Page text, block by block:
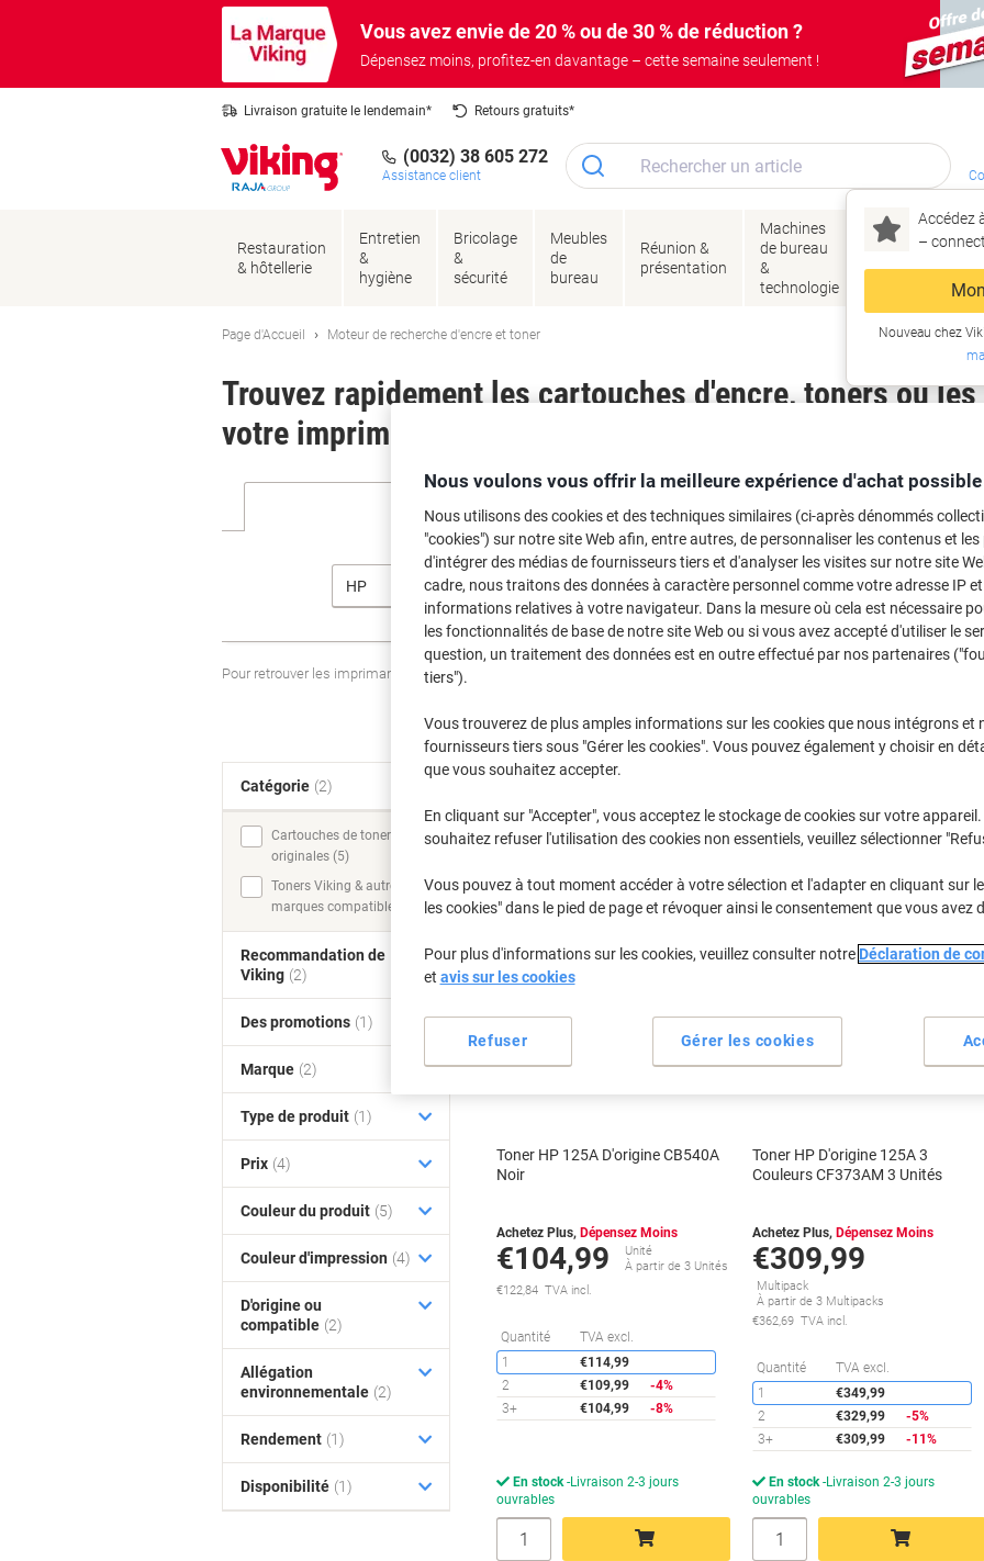
Vous avez envie de 20 % ou de 30 % de réduction ?
Dépensez moins, profitez-en davantage – cette semaine seulement !
Livraison gratuite le lendemain* Retours gratuits*
(0032) 38 605 272
Assistance client
Accédez
–
Nouveau chez
Restauration
& hôtellerie
Entretien
&
hygiène
Bricolage
&
sécurité
Meubles
de
bureau
Réunion &
présentation
Machines
de bureau
&
technologie
Encres
&
Page d'Accueil Moteur de recherche d'encre et toner
Trouvez rapidement les cartouches d'encre, toners ou
votre imprimante.
Sélectionner la marque, la gamme et le modèle
HP Color Laserjet CP HP Color
Pour retrouver les imprimantes listées et/ou les cartouches précédemment achetées
HP Color Laserjet CP 1515
Cadeau
Toner HP 125A D'origine CB540A
Noir
Achetez Plus, Dépensez Moins
€104,99
Unité
À partir de 3 Unités
€122,84 TVA incl.
Quantité TVA excl.
1
€114,99
2
€109,99
-4%
3+
€104,99 -8%
En stock Livraison 2-3 jours
ouvrables
Quantité
Cadeau
gratuit
Toner HP D'origine 125A 3
Couleurs CF373AM 3 Unités
Achetez Plus, Dépensez Moins
€309,99
Multipack
À partir de 3 Multipacks
€362,69 TVA incl.
Quantité TVA excl.
1
€349,99
2
€329,99
-5%
3+
€309,99 -11%
En stock Livraison 2-3 jours
ouvrables
Quantité
Catégorie (2)
Cartouches de toner
originales (5)
Toners Viking & autres
marques compatibles (4)
Recommandation de
Viking (2)
Des promotions (1)
Marque (2)
Type de produit (1)
Prix (4)
Couleur du produit (5)
Couleur d'impression (4)
D'origine ou
compatible (2)
Allégation
environnementale (2)
Rendement (1)
Disponibilité (1)
Nous voulons vous offrir la meilleure expérience d'achat possible
Nous utilisons des cookies et des techniques similaires (ci-après dénommés
"cookies") sur notre site Web afin, entre autres, de personnaliser les contenus et les
d'intégrer des médias de fournisseurs tiers et d'analyser les visites sur notre site
cadre, nous traitons des données à caractère personnel comme votre adresse IP et
informations relatives à votre navigateur. Dans la mesure où cela est nécessaire
les fonctionnalités de base de notre site Web ou si vous avez accepté d'utiliser le
question, un traitement des données est en outre effectué par nos partenaires
tiers").
Vous trouverez de plus amples informations sur les cookies que nous intégrons et
fournisseurs tiers sous "Gérer les cookies". Vous pouvez également y choisir en
que vous souhaitez accepter.
En cliquant sur "Accepter", vous acceptez le stockage de cookies sur votre appareil.
souhaitez refuser l'utilisation des cookies non essentiels, veuillez sélectionner
Vous pouvez à tout moment accéder à votre sélection et l'adapter en cliquant sur le
les cookies" dans le pied de page et révoquer ainsi le consentement que vous avez
Pour plus d'informations sur les cookies, veuillez consulter notre Déclaration de
et avis sur les cookies
Gérer les cookies
Refuser